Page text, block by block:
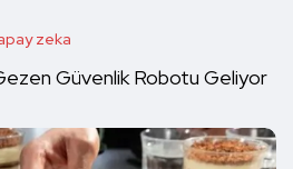
zeka
Güvenlik Robotu Geliyor